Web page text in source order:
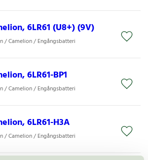
6LR61 (U8+) (9V)
/ Camelion / Engångsbatteri
6LR61-BP1
/ Camelion / Engångsbatteri
6LR61-H3A
/ Camelion / Engångsbatteri